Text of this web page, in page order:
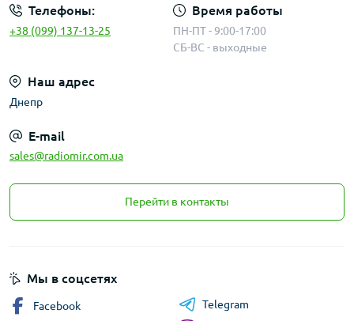
Телефоны:
+38 (099) 137-13-25
Время работы
ПН-ПТ - 9:00-17:00
СБ-ВС - выходные
Наш адрес
Днепр
E-mail
sales@radiomir.com.ua
Перейти в контакты
Мы в соцсетях
Facebook
Telegram